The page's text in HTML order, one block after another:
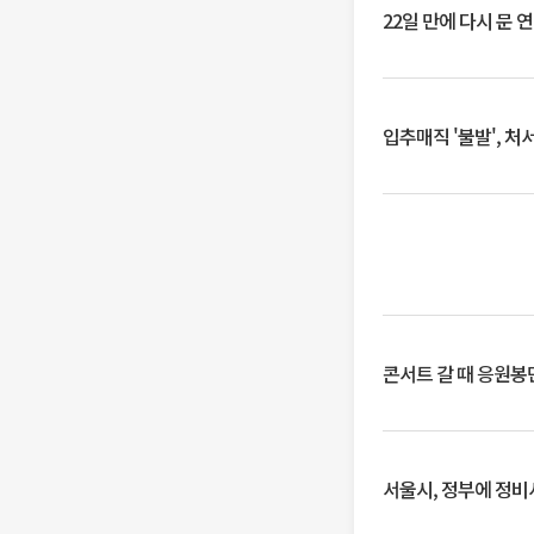
22일 만에 다시 문
입추매직 '불발', 처
콘서트 갈 때 응원
서울시, 정부에 정